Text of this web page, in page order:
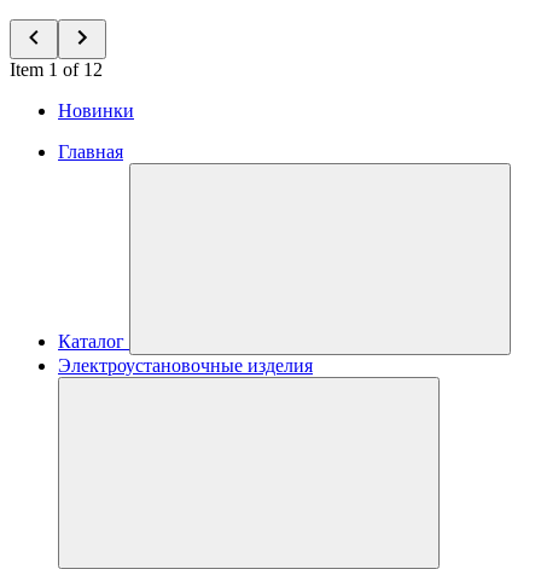
Item 1 of 12
Новинки
Главная
Каталог
Электроустановочные изделия